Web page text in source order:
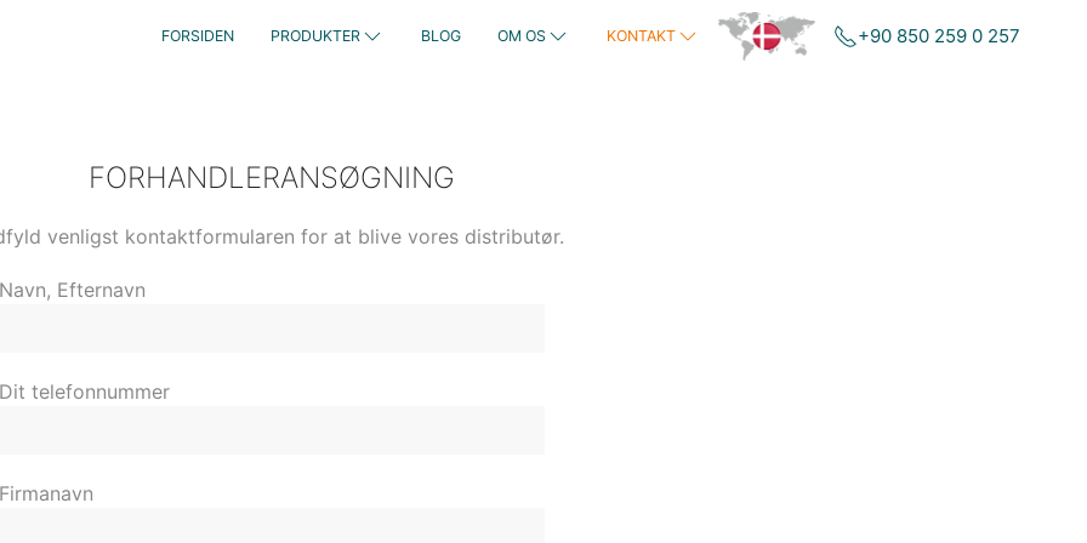
FORSIDEN PRODUKTER BLOG OM OS KONTAKT +90 850 259 0 257
FORHANDLERANSØGNING
venligst kontaktformularen for at blive vores distributør.
Navn, Efternavn
Dit telefonnummer
Firmanavn